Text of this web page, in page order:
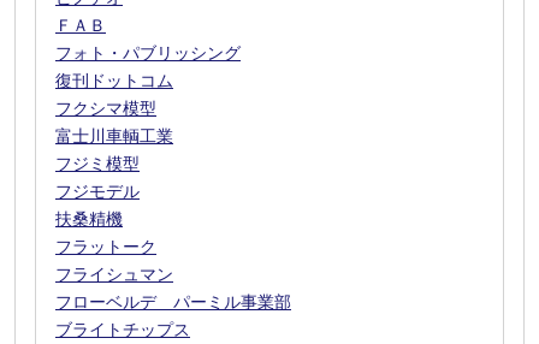
ＦＡＢ
フォト・パブリッシング
復刊ドットコム
フクシマ模型
富士川車輌工業
フジミ模型
フジモデル
扶桑精機
フラットーク
フライシュマン
フローベルデ パーミル事業部
ブライトチップス